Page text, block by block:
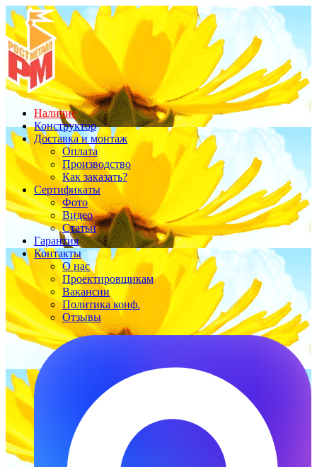
Наличие
Конструктор
Доставка и монтаж
Оплата
Производство
Как заказать?
Сертификаты
Фото
Видео
Статьи
Гарантия
Контакты
О нас
Проектировщикам
Вакансии
Политика конф.
Отзывы